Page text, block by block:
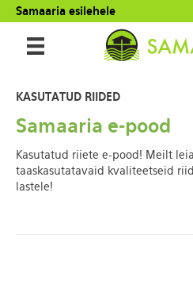
Samaaria esilehele
KASUTATUD RIIDED
Samaaria e-pood
Kasutatud riiete e-pood! Meilt
taaskasutatavaid kvaliteetseid
lastele!